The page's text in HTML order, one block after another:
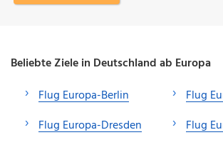
Beliebte Ziele in Deutschland ab Europa
Flug Europa-Berlin
Flug Europa-Dresden
Flug
Flug